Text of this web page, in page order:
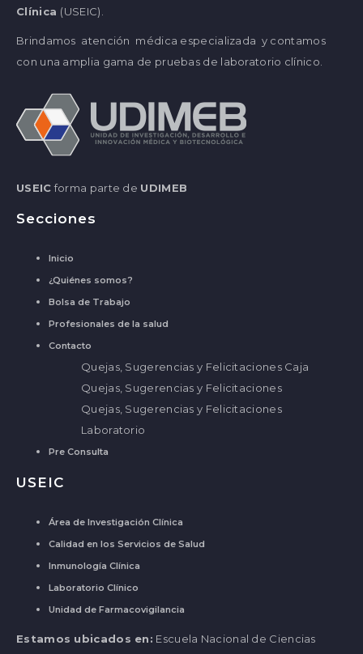
Clínica (USEIC).
Brindamos atención médica especializada y contamos
con una amplia gama de pruebas de laboratorio clínico.
USEIC forma parte de UDIMEB
Secciones
Inicio
¿Quiénes somos?
Bolsa de Trabajo
Profesionales de la salud
Contacto
Quejas, Sugerencias y Felicitaciones Caja
Quejas, Sugerencias y Felicitaciones
Quejas, Sugerencias y Felicitaciones
Laboratorio
Pre Consulta
USEIC
Área de Investigación Clínica
Calidad en los Servicios de Salud
Inmunología Clínica
Laboratorio Clínico
Unidad de Farmacovigilancia
Estamos ubicados en: Escuela Nacional de Ciencias